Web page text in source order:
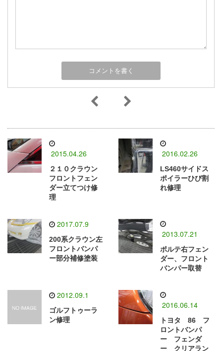
2015.04.26
２１０クラウン
フロントフェン
ダー立てつけ修
理
2016.02.26
LS460サイドス
ポイラーひび割
れ修理
2017.07.9
200系クラウン左
フロントバンパ
ー部分補修塗装
2013.07.21
ポルテ右フェン
ダー、フロント
バンパー取替
2012.09.1
ゴルフトゥーラ
ン修理
2016.06.14
トヨタ 86 フ
ロントバンパ
ー フェンダ
ー クリアラン